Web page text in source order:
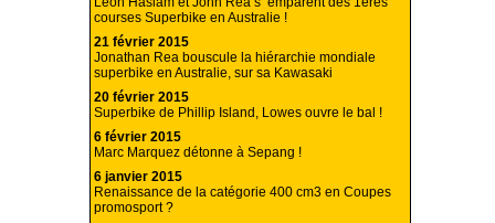
courses Superbike en Australie !
21 février 2015
Jonathan Rea bouscule la hiérarchie mondiale
superbike en Australie, sur sa Kawasaki
20 février 2015
Superbike de Phillip Island, Lowes ouvre le bal !
6 février 2015
Marc Marquez détonne à Sepang !
6 janvier 2015
Renaissance de la catégorie 400 cm3 en Coupes
promosport ?